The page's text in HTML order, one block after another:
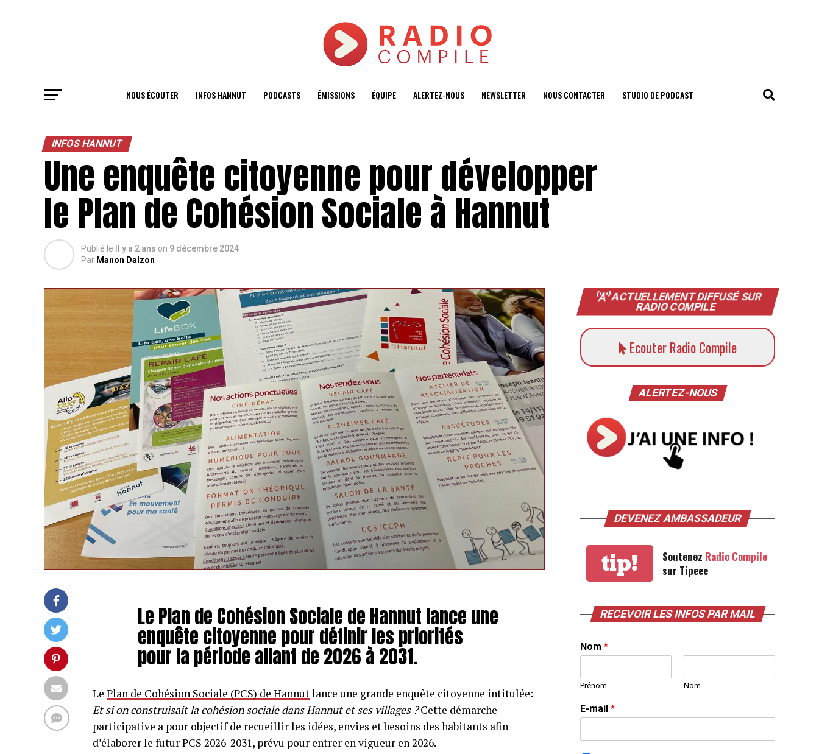
NOUS ÉCOUTER INFOS HANNUT PODCASTS ÉMISSIONS ÉQUIPE ALERTEZ-NOUS NEWSLETTER NOUS CONTACTER STUDIO DE PODCAST
INFOS HANNUT
Une enquête citoyenne pour développer
le Plan de Cohésion Sociale à Hannut
Publié le Il y a 2 ans on 9 décembre 2024
Par Manon Dalzon
Le Plan de Cohésion Sociale de Hannut lance une
enquête citoyenne pour définir les priorités
pour la période allant de 2026 à 2031.
Le Plan de Cohésion Sociale (PCS) de Hannutlance une grande enquête citoyenne intitulée:
Et si on construisait la cohésion sociale dans Hannut et ses villages ?Cette démarche
participative a pour objectif de recueillir les idées, envies et besoins des habitants afin
d’élaborer le futur PCS 2026-2031, prévu pour entrer en vigueur en 2026.
ACTUELLEMENT DIFFUSÉ SUR
RADIO COMPILE
Ecouter Radio Compile
ALERTEZ-NOUS
DEVENEZ AMBASSADEUR
tip! Soutenez Radio Compile
sur Tipeee
RECEVOIR LES INFOS PAR MAIL
Nom *
Prénom Nom
E-mail *